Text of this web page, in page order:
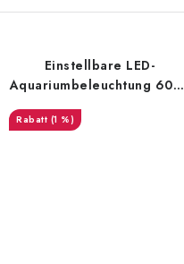
Einstellbare LED-
Aquariumbeleuchtung 60W,
120 cm
(1 %)